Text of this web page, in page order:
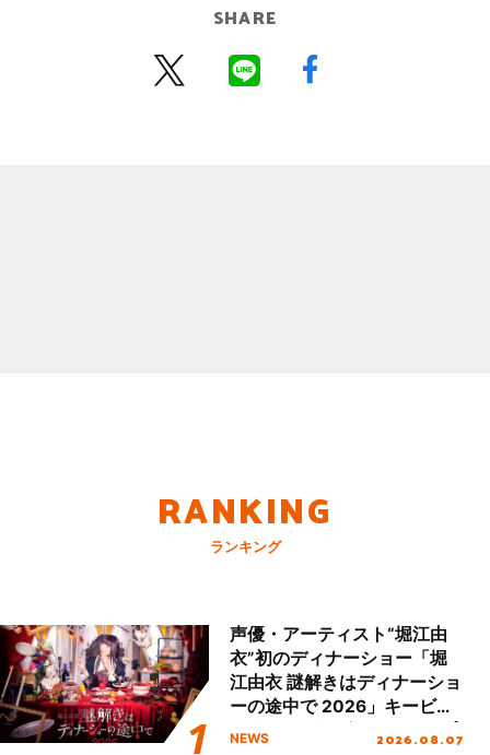
SHARE
RANKING
ランキング
声優・アーティスト“堀江由
衣”初のディナーショー「堀
江由衣 謎解きはディナーショ
ーの途中で 2026」キービジ
ュアル＆グッズラインナップ
NEWS 2026.08.07